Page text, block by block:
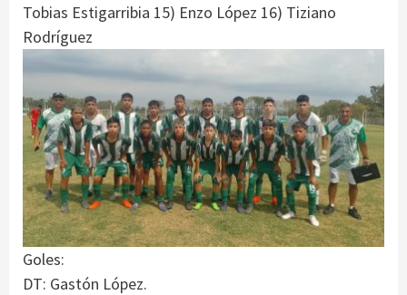
Tobias Estigarribia 15) Enzo López 16) Tiziano
Rodríguez
Goles:
DT: Gastón López.